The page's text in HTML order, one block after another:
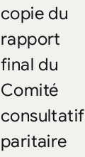
copie du
rapport
final du
Comité
consultatif
paritaire